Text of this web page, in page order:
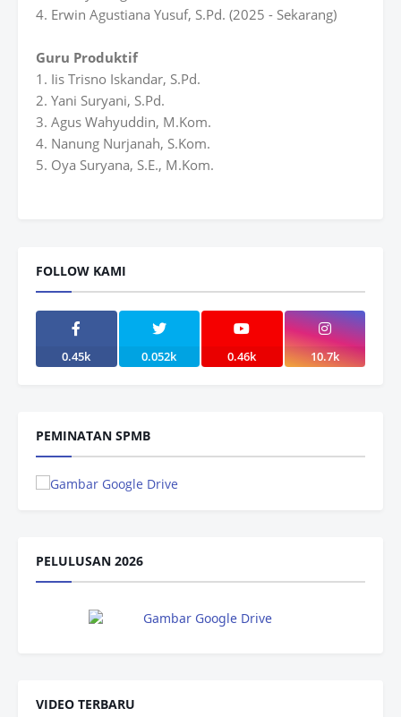
4. Erwin Agustiana Yusuf, S.Pd. (2025 - Sekarang)
Guru Produktif
1. Iis Trisno Iskandar, S.Pd.
2. Yani Suryani, S.Pd.
3. Agus Wahyuddin, M.Kom.
4. Nanung Nurjanah, S.Kom.
5. Oya Suryana, S.E., M.Kom.
FOLLOW KAMI
0.45k 0.052k 0.46k 10.7k
PEMINATAN SPMB
PELULUSAN 2026
VIDEO TERBARU